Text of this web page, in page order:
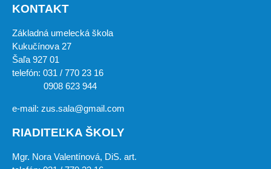
KONTAKT
Základná umelecká škola
Kukučínova 27
Šaľa 927 01
telefón: 031 / 770 23 16
0908 623 944
e-mail: zus.sala@gmail.com
RIADITEĽKA ŠKOLY
Mgr. Nora Valentínová, DiS. art.